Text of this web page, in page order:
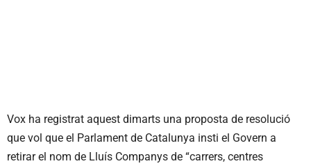
Vox ha registrat aquest dimarts una proposta de resolució
que vol que el Parlament de Catalunya insti el Govern a
retirar el nom de Lluís Companys de “carrers, centres